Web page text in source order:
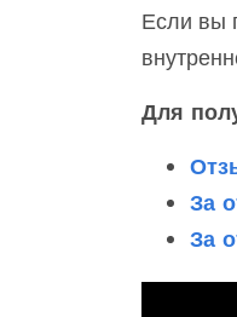
Если вы
Для
За
За